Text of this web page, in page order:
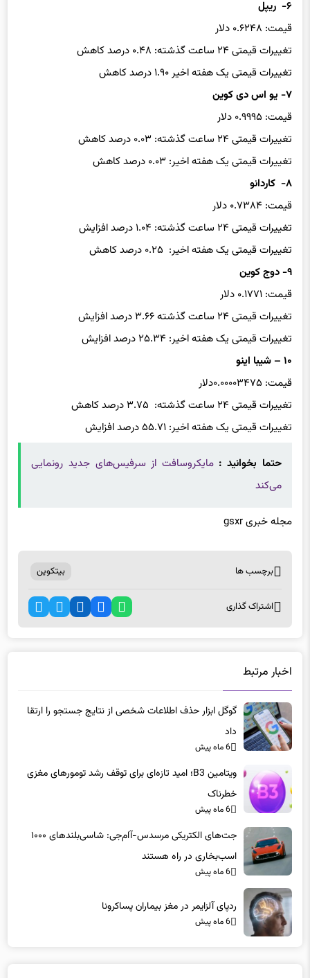
قیمت: ۰.۶۲۴۸ دلار
تغییرات قیمتی ۲۴ ساعت گذشته: ۰.۴۸ درصد کاهش
تغییرات قیمتی یک هفته اخیر ۱.۹۰ درصد کاهش
۷- یو اس دی کوین
قیمت: ۰.۹۹۹۵ دلار
تغییرات قیمتی ۲۴ ساعت گذشته: ۰.۰۳ درصد کاهش
تغییرات قیمتی یک هفته اخیر: ۰.۰۳ درصد کاهش
۸- کاردانو
قیمت: ۰.۷۳۸۴ دلار
تغییرات قیمتی ۲۴ ساعت گذشته: ۱.۰۴ درصد افزایش
تغییرات قیمتی یک هفته اخیر: ۰.۲۵ درصد کاهش
۹- دوج کوین
قیمت: ۰.۱۷۷۱ دلار
تغییرات قیمتی ۲۴ ساعت گذشته ۳.۶۶ درصد افزایش
تغییرات قیمتی یک هفته اخیر: ۲۵.۳۴ درصد افزایش
۱۰ – شیبا اینو
قیمت: ۰.۰۰۰۰۳۴۷۵دلار
تغییرات قیمتی ۲۴ ساعت گذشته: ۳.۷۵ درصد کاهش
تغییرات قیمتی یک هفته اخیر: ۵۵.۷۱ درصد افزایش
می‌کند
گوگل ابزار حذف اطلاعات شخصی از نتایج جستجو را ارتقا
داد
6 ماه پیش
خطرناک
6 ماه پیش
اسب‌بخاری در راه هستند
6 ماه پیش